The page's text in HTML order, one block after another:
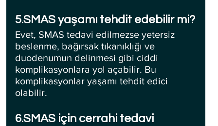
5.SMAS yaşamı tehdit edebilir mi?
Evet, SMAS tedavi edilmezse yetersiz
beslenme, bağırsak tıkanıklığı ve
duodenumun delinmesi gibi ciddi
komplikasyonlara yol açabilir. Bu
komplikasyonlar yaşamı tehdit edici
olabilir.
6.SMAS için cerrahi tedavi